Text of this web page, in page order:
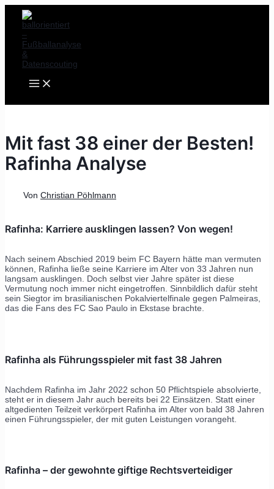
Zum
Inhalt
springen
MENU
Mit fast 38 einer der Besten!
Rafinha Analyse
Von Christian Pöhlmann
Rafinha: Karriere ausklingen lassen? Von wegen!
Nach seinem Abschied 2019 beim FC Bayern hätte man vermuten
können, Rafinha ließe seine Karriere im Alter von 33 Jahren nun
langsam ausklingen. Doch selbst vier Jahre später ist diese
Vermutung noch immer nicht eingetroffen. Sinnbildlich dafür steht
sein Siegtor im brasilianischen Pokalviertelfinale gegen Palmeiras,
das die Fans des FC Sao Paulo in Ekstase brachte.
Rafinha als Führungsspieler mit fast 38 Jahren
Nachdem Rafinha im Jahr 2022 schon 50 Pflichtspiele absolvierte,
steht er in diesem Jahr auch bereits bei 22 Einsätzen. Statt einer
altgedienten Teilzeit verkörpert Rafinha im Alter von bald 38 Jahren
einen Führungsspieler, der mit guten Leistungen vorangeht.
Rafinha – der gewohnte giftige Rechtsverteidiger
Post
navigation